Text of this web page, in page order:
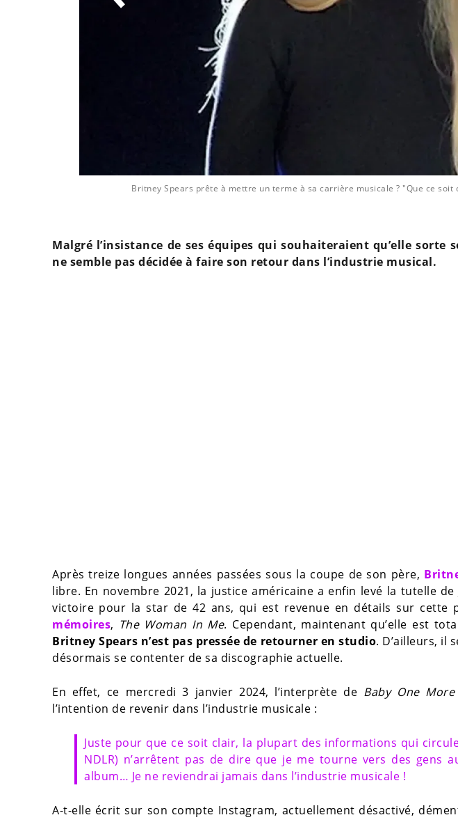
Britney Spears prête à mettre un terme à sa carrière musicale ? "Que ce soit
Malgré l’insistance de ses équipes qui souhaiteraient qu’elle sorte
ne semble pas décidée à faire son retour dans l’industrie musical.
Après treize longues années passées sous la coupe de son père,
libre. En novembre 2021, la justice américaine a enfin levé la tutelle
victoire pour la star de 42 ans, qui est revenue en détails sur cette
mémoires, The Woman In Me. Cependant, maintenant qu’elle est
Britney Spears n’est pas pressée de retourner en studio. D’ailleurs, il
désormais se contenter de sa discographie actuelle.
En effet, ce mercredi 3 janvier 2024, l’interprète de Baby One
l’intention de revenir dans l’industrie musicale :
Juste pour que ce soit clair, la plupart des informations qui
NDLR) n’arrêtent pas de dire que je me tourne vers des gens
album… Je ne reviendrai jamais dans l’industrie musicale !
A-t-elle écrit sur son compte Instagram, actuellement désactivé,